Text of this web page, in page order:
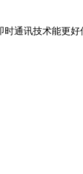
通讯技术能更好